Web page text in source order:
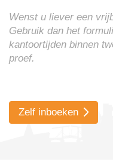
Wenst u liever een
Gebruik dan het
kantoortijden binnen
proef.
Zelf inboeken